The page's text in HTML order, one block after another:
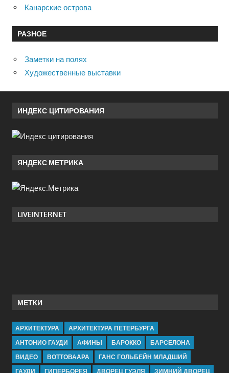
Канарские острова
РАЗНОЕ
Заметки на полях
Художественные выставки
ИНДЕКС ЦИТИРОВАНИЯ
ЯНДЕКС.МЕТРИКА
LIVEINTERNET
МЕТКИ
АРХИТЕКТУРА
АРХИТЕКТУРА ПЕТЕРБУРГА
АНТОНИО ГАУДИ
АФИНЫ БАРОККО
БАРСЕЛОНА
ВИДЕО
ВОТТОВААРА
ГАНС ГОЛЬБЕЙН МЛАДШИЙ
ГАУДИ
ГИПЕРБОРЕЯ ДВОРЕЦ ГУЭЛЯ ЗИМНИЙ ДВОРЕЦ